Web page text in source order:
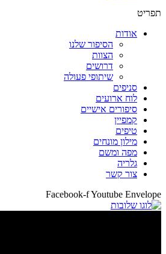
תפריט
אודות
הסיפור שלנו
הצוות
דרושים
שיתופי פעולה
סניפים
לוח ארועים
סיפורים אישיים
קמפיין
טיפים
מילון מונחים
מפה ומשם
גלריה
צור קשר
Facebook-fYoutube Envelope